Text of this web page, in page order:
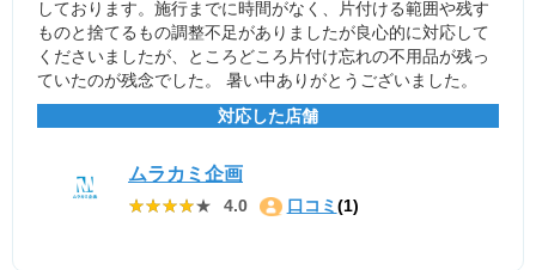
しております。施行までに時間がなく、片付ける範囲や残す
ものと捨てるもの調整不足がありましたが良心的に対応して
くださいましたが、ところどころ片付け忘れの不用品が残っ
ていたのが残念でした。 暑い中ありがとうございました。
対応した店舗
ムラカミ企画
★★★★★
★★★★★ 4.0 口コミ (1)